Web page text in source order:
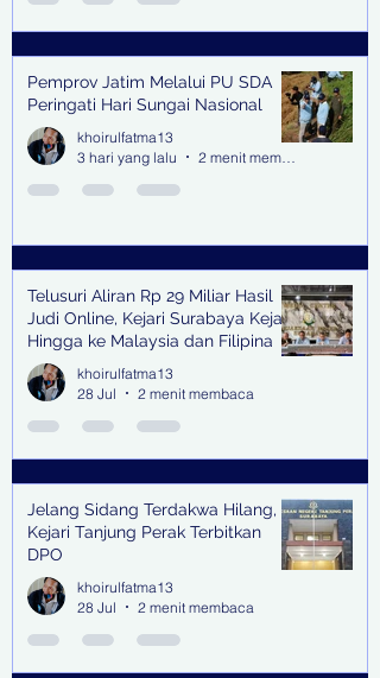
Pemprov Jatim Melalui PU SDA
Peringati Hari Sungai Nasional
khoirulfatma13
3 hari yang lalu
Telusuri Aliran Rp 29 Miliar Hasil
Judi Online, Kejari Surabaya Kejar
Hingga ke Malaysia dan Filipina
khoirulfatma13
28 Jul
2 menit membaca
Jelang Sidang Terdakwa Hilang,
Kejari Tanjung Perak Terbitkan
DPO
khoirulfatma13
28 Jul
2 menit membaca